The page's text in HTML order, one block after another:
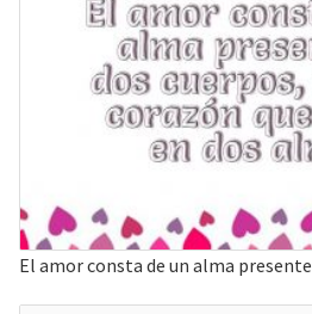
El amor consta de un alma presente